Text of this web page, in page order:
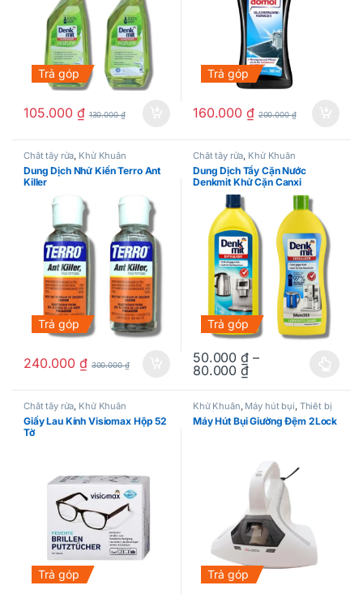
Trả góp
105.000 ₫ 130.000₫
Trả góp
160.000 ₫ 200.000₫
Chất tẩy rửa, Khử Khuẩn
Dung Dịch Nhử Kiến Terro Ant
Killer
Trả góp
240.000 ₫ 300.000₫
Chất tẩy rửa, Khử Khuẩn
Dung Dịch Tẩy Cặn Nước
Denkmit Khử Cặn Canxi
Trả góp
50.000₫–
80.000₫
Sản phẩm này có nhiều biến
Chất tẩy rửa, Khử Khuẩn
Giấy Lau Kính Visiomax Hộp 52
Tờ
Trả góp
Khử Khuẩn, Máy hút bụi, Thiết bị
gia đình
Máy Hút Bụi Giường Đệm 2Lock
Trả góp